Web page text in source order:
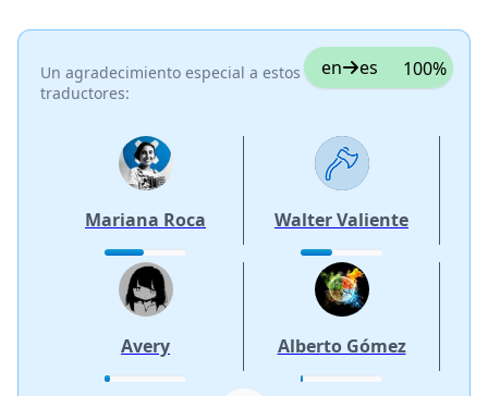
Un agradecimiento especial a estos
traductores:
en es 100%
Mariana Roca Walter Valiente
Avery Alberto Gómez